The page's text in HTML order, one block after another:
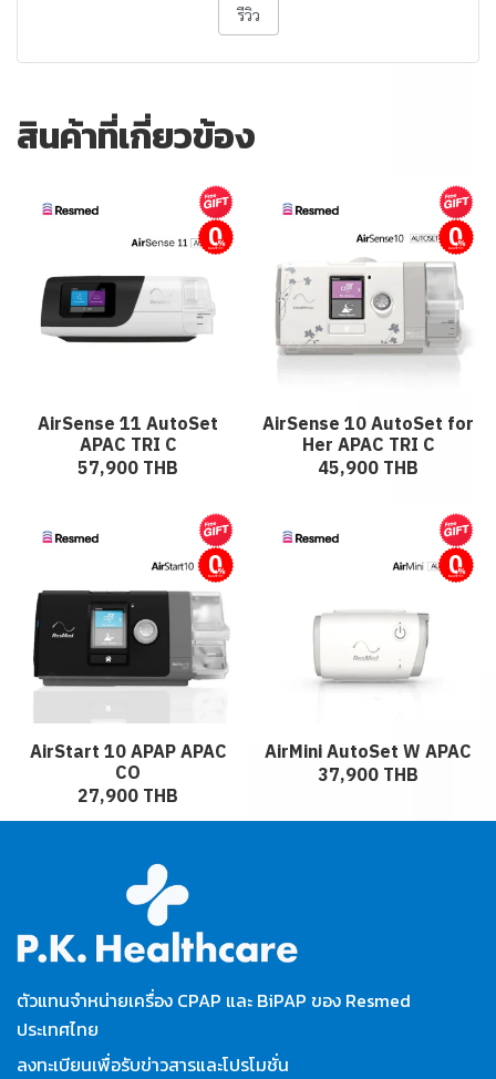
รีวิว
สินค้าที่เกี่ยวข้อง
ผ่อนชำระ
AirSense 11 AutoSet
APAC TRI C
57,900 THB
ผ่อนชำระ
AirSense 10 AutoSet for
Her APAC TRI C
45,900 THB
ผ่อนชำระ
AirStart 10 APAP APAC
CO
27,900 THB
ผ่อนชำระ
AirMini AutoSet W APAC
37,900 THB
ตัวแทนจำหน่ายเครื่อง CPAP และ BiPAP ของ Resmed
ประเทศไทย
ลงทะเบียนเพื่อรับข่าวสารและโปรโมชั่น